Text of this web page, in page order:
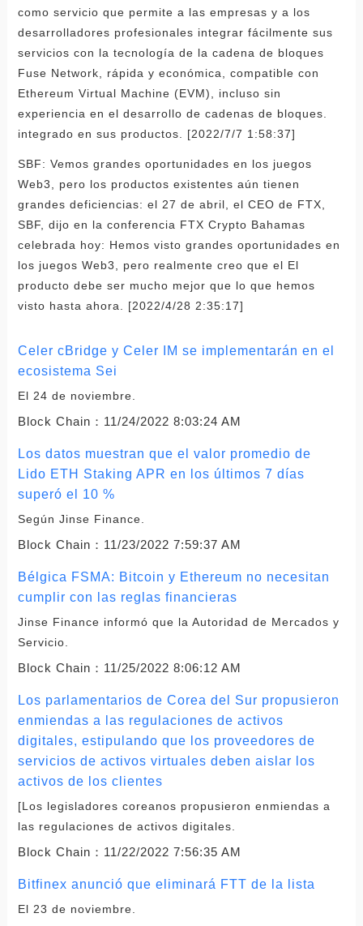
como servicio que permite a las empresas y a los
desarrolladores profesionales integrar fácilmente sus
servicios con la tecnología de la cadena de bloques
Fuse Network, rápida y económica, compatible con
Ethereum Virtual Machine (EVM), incluso sin
experiencia en el desarrollo de cadenas de bloques.
integrado en sus productos. [2022/7/7 1:58:37]
SBF: Vemos grandes oportunidades en los juegos
Web3, pero los productos existentes aún tienen
grandes deficiencias: el 27 de abril, el CEO de FTX,
SBF, dijo en la conferencia FTX Crypto Bahamas
celebrada hoy: Hemos visto grandes oportunidades en
los juegos Web3, pero realmente creo que el El
producto debe ser mucho mejor que lo que hemos
visto hasta ahora. [2022/4/28 2:35:17]
Celer cBridge y Celer IM se implementarán en el
ecosistema Sei
El 24 de noviembre.
Block Chain： 11/24/2022 8:03:24 AM
Los datos muestran que el valor promedio de
Lido ETH Staking APR en los últimos 7 días
superó el 10 %
Según Jinse Finance.
Block Chain： 11/23/2022 7:59:37 AM
Bélgica FSMA: Bitcoin y Ethereum no necesitan
cumplir con las reglas financieras
Jinse Finance informó que la Autoridad de Mercados y
Servicio.
Block Chain： 11/25/2022 8:06:12 AM
Los parlamentarios de Corea del Sur propusieron
enmiendas a las regulaciones de activos
digitales, estipulando que los proveedores de
servicios de activos virtuales deben aislar los
activos de los clientes
[Los legisladores coreanos propusieron enmiendas a
las regulaciones de activos digitales.
Block Chain： 11/22/2022 7:56:35 AM
Bitfinex anunció que eliminará FTT de la lista
El 23 de noviembre.